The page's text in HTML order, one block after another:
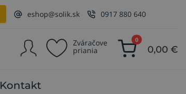
eshop@solik.sk 0917 880 640
Zváračove
priania
0
0,00 €
Kontakt